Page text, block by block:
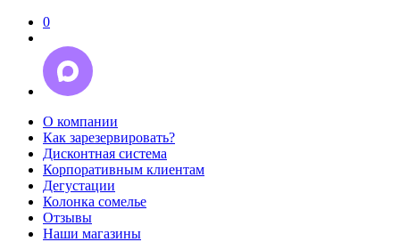
0
О компании
Как зарезервировать?
Дисконтная система
Корпоративным клиентам
Дегустации
Колонка сомелье
Отзывы
Наши магазины